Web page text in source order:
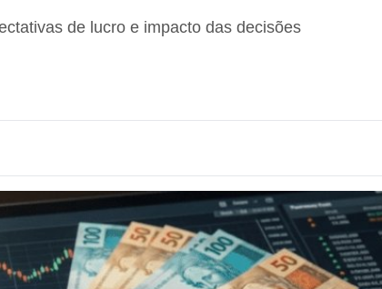
de lucro e impacto das decisões